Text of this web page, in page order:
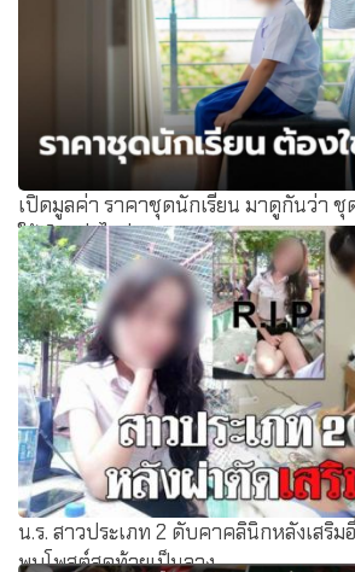
เปิดมูลค่า ราคาชุดนักเรียน มาดูกันว่า ชุ
ใช้เงินเท่าไหร่
น.ร. สาวประเภท 2 ดับคาคลินิกหลังเสริ
พบโพสต์สุดท้ายเป็นลาง